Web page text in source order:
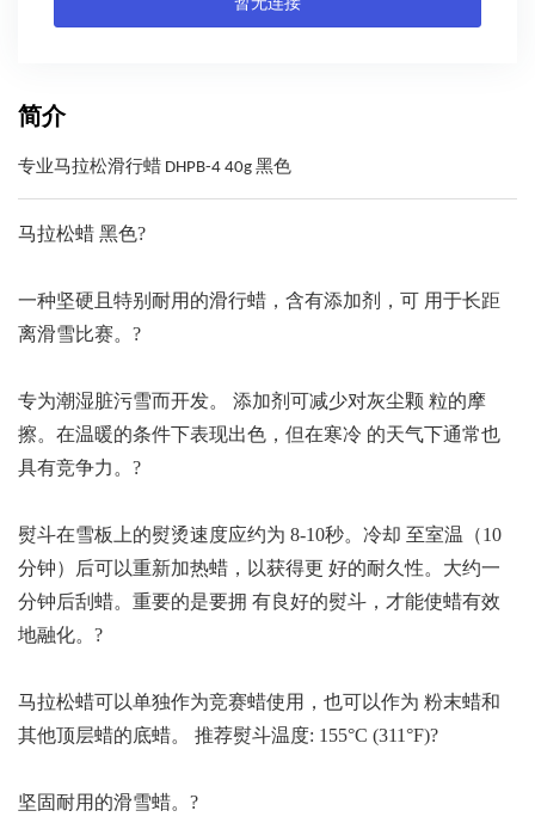
暂无连接
简介
专业马拉松滑行蜡 DHPB-4 40g 黑色
马拉松蜡 黑色?
一种坚硬且特别耐用的滑行蜡，含有添加剂，可 用于长距
离滑雪比赛。?
专为潮湿脏污雪而开发。 添加剂可减少对灰尘颗 粒的摩
擦。在温暖的条件下表现出色，但在寒冷 的天气下通常也
具有竞争力。?
熨斗在雪板上的熨烫速度应约为 8-10秒。冷却 至室温（10
分钟）后可以重新加热蜡，以获得更 好的耐久性。大约一
分钟后刮蜡。重要的是要拥 有良好的熨斗，才能使蜡有效
地融化。?
马拉松蜡可以单独作为竞赛蜡使用，也可以作为 粉末蜡和
其他顶层蜡的底蜡。 推荐熨斗温度: 155°C (311°F)?
坚固耐用的滑雪蜡。?